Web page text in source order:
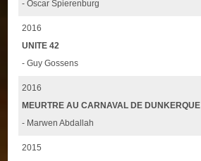
- Oscar Spierenburg
2016
UNITE 42
- Guy Gossens
2016
MEURTRE AU CARNAVAL DE DUNKERQUE
- Marwen Abdallah
2015